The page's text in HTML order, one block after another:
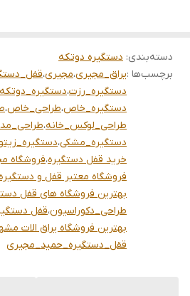
05137244433 (wa)09151109212
دسته‌بندی: دستگیره دوتکه
برچسب‌ها :یراق_مجیری،مجیری،
دستگیره_رزت،دستگیره_دوتکه
دستگیره_خاص،طراحی_خاص،
طراحی_لوکس_خانه،
دستگیره_مشکی،
خرید قفل دستگیره،فروشگاه
فروشگاه معتبر قفل و
بهترین فروشگاه های قفل
طراحی_دکوراسیون،قفل
بهترین فروشگاه یراق الات
ققل_دستگیره_حمید_مجیری